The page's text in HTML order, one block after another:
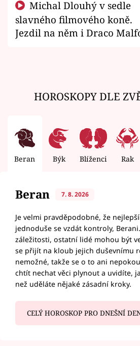
slavného filmového koně.
Jezdil na něm i Draco
HOROSKOPY DLE
Beran Býk Blíženci Rak
Beran 7. 8. 2026
Je velmi pravděpodobné, že
jednoduše se vzdát kontroly,
záležitosti, ostatní lidé mohou být
se přijít na kloub jejich duševnímu
nemožné, takže se o to ani
chtít nechat věci plynout a uvidíte,
než uděláte nějaké zásadní kroky.
CELÝ HOROSKOP PRO DNEŠNÍ